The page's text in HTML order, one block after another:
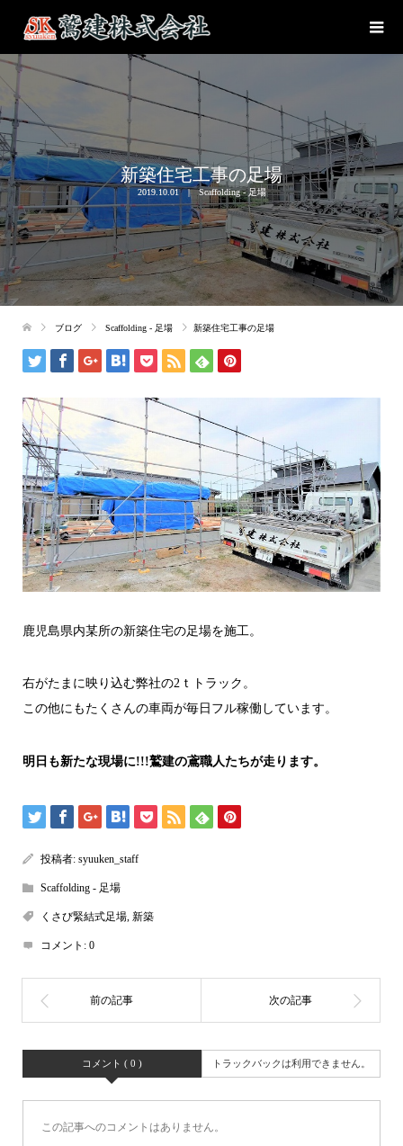
新築住宅工事の足場
2019.10.01 Scaffolding - 足場
ブログ Scaffolding - 足場 新築住宅工事の足場
鹿児島県内某所の新築住宅の足場を施工。
右がたまに映り込む弊社の2ｔトラック。
この他にもたくさんの車両が毎日フル稼働しています。
明日も新たな現場に!!!鷲建の鳶職人たちが走ります。
投稿者: syuuken_staff
Scaffolding - 足場
くさび緊結式足場, 新築
コメント: 0
コメント ( 0 ) トラックバックは利用できません。
この記事へのコメントはありません。